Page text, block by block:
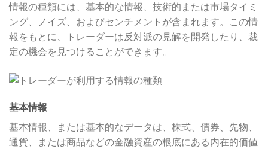
情報の種類には、基本的な情報、技術的または市場タイミ
ング、ノイズ、およびセンチメントが含まれます。この情
報をもとに、トレーダーは反対派の見解を開発したり、裁
定の機会を見つけることができます。
基本情報
基本情報、または基本的なデータは、株式、債券、先物、
通貨、または商品などの金融資産の根底にある内在的価値